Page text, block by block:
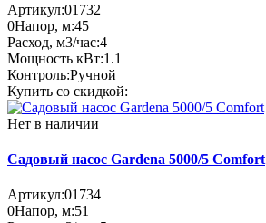
Артикул:01732
0Напор, м:45
Расход, м3/час:4
Мощность кВт:1.1
Контроль:Ручной
Купить со скидкой:
Нет в наличии
Садовый насос Gardena 5000/5 Comfort
Артикул:01734
0Напор, м:51